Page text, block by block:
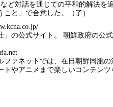
ど対話を通じての平和的解決
と」で合意した。（了）
」の公式サイト。 朝鮮政府の公
ファネットでは、在日朝鮮同胞
トやアニメまで楽しいコンテン